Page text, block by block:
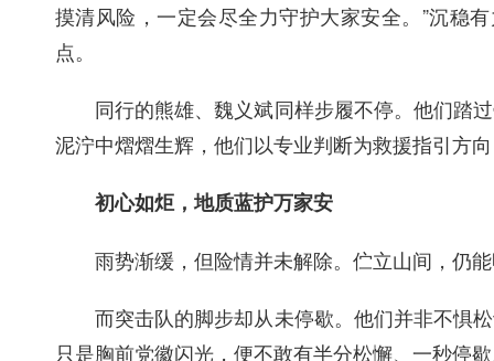
摸清风险，一定会尽全力守护大家安全。”沉稳
点。
同行的熊雄、魏义斌同样步履不停。他们踏
泥泞中熠熠生辉，他们以专业判断为救援指引方
初心如炬，地质蓝护万家安
雨势渐缓，但险情并未解除。伫立山间，仍
而突击队的脚步却从未停歇。他们并非不惧
只是胸前党徽闪光，便不敢有半分松懈、一秒停